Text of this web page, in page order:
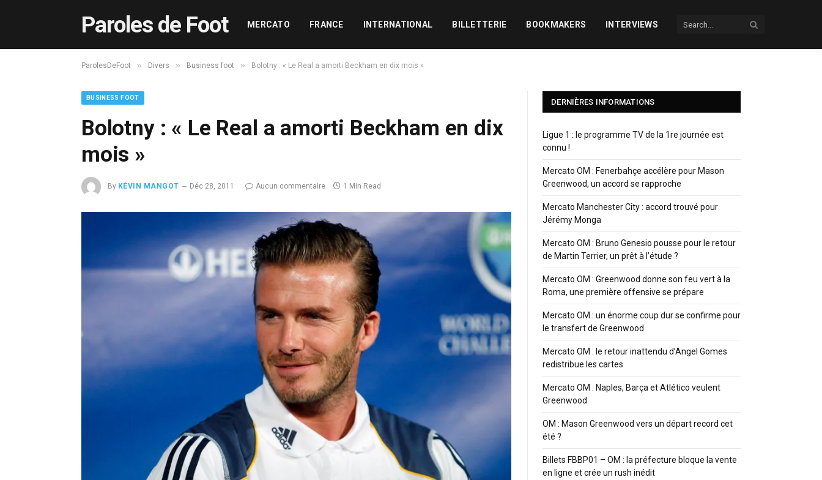
Paroles de Foot MERCATO FRANCE INTERNATIONAL BILLETTERIE BOOKMAKERS INTERVIEWS
ParolesDeFoot » Divers » Business foot » Bolotny : « Le Real a amorti Beckham en dix mois »
BUSINESS FOOT
Bolotny : « Le Real a amorti Beckham en dix
mois »
By KÉVIN MANGOT Déc 28, 2011 Aucun commentaire 1 Min Read
DERNIÈRES INFORMATIONS
Ligue 1 : le programme TV de la 1re journée est
connu !
Mercato OM : Fenerbahçe accélère pour Mason
Greenwood, un accord se rapproche
Mercato Manchester City : accord trouvé pour
Jérémy Monga
Mercato OM : Bruno Genesio pousse pour le retour
de Martin Terrier, un prêt à l’étude ?
Mercato OM : Greenwood donne son feu vert à la
Roma, une première offensive se prépare
Mercato OM : un énorme coup dur se confirme pour
le transfert de Greenwood
Mercato OM : le retour inattendu d’Angel Gomes
redistribue les cartes
Mercato OM : Naples, Barça et Atlético veulent
Greenwood
OM : Mason Greenwood vers un départ record cet
été ?
Billets FBBP01 – OM : la préfecture bloque la vente
en ligne et crée un rush inédit